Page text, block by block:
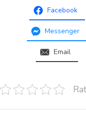
Facebook
Messenger
Email